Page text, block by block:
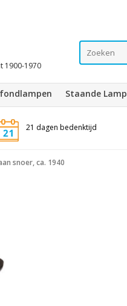
1900-1970
Staande Lamp
21 dagen bedenktijd
snoer, ca. 1940